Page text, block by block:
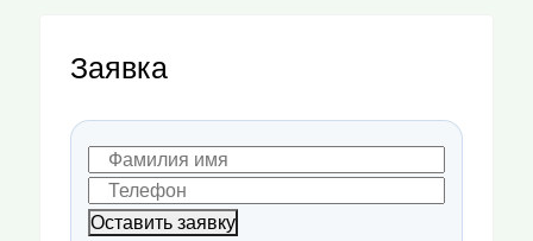
Заявка
Оставить заявку